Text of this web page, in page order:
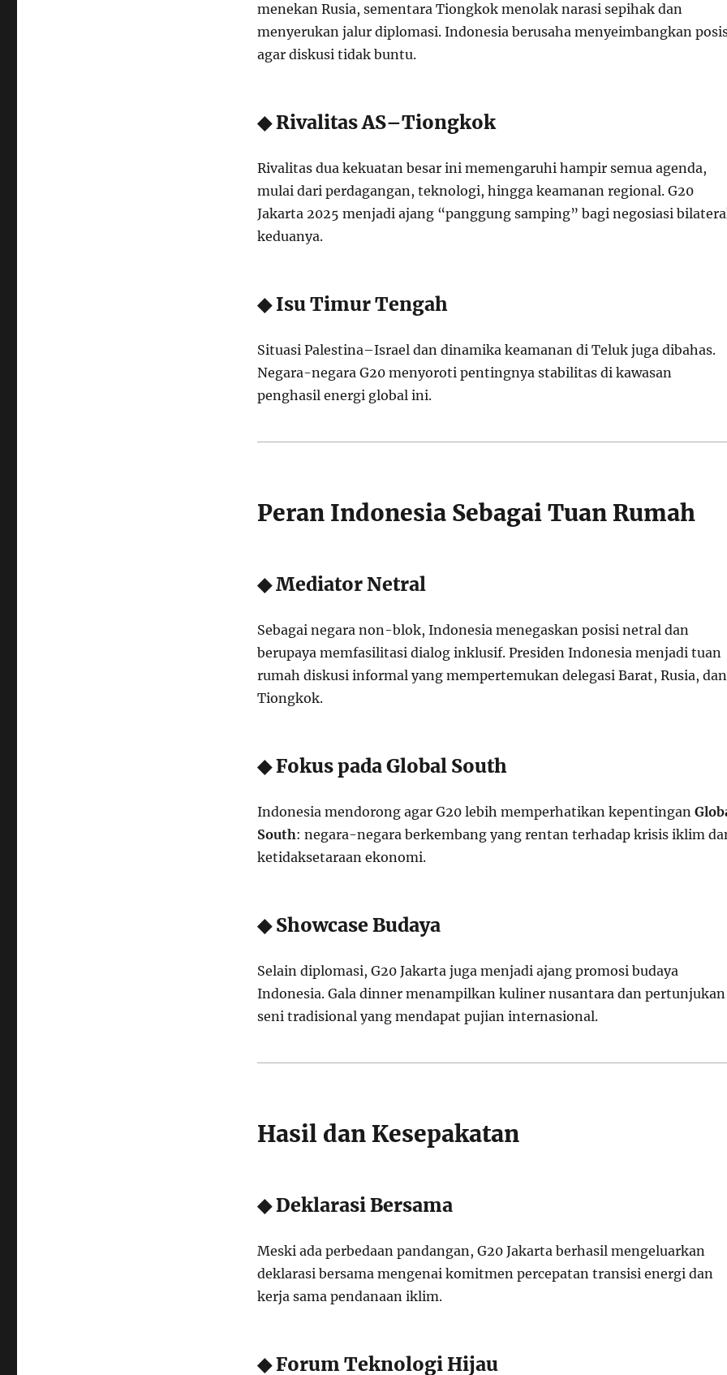
menekan Rusia, sementara Tiongkok menolak narasi sepihak dan
menyerukan jalur diplomasi. Indonesia berusaha menyeimbangkan
agar diskusi tidak buntu.
◆ Rivalitas AS–Tiongkok
Rivalitas dua kekuatan besar ini memengaruhi hampir semua agenda,
mulai dari perdagangan, teknologi, hingga keamanan regional. G20
Jakarta 2025 menjadi ajang “panggung samping” bagi negosiasi
keduanya.
◆ Isu Timur Tengah
Situasi Palestina–Israel dan dinamika keamanan di Teluk juga dibahas.
Negara-negara G20 menyoroti pentingnya stabilitas di kawasan
penghasil energi global ini.
Peran Indonesia Sebagai Tuan Rumah
◆ Mediator Netral
Sebagai negara non-blok, Indonesia menegaskan posisi netral dan
berupaya memfasilitasi dialog inklusif. Presiden Indonesia menjadi tuan
rumah diskusi informal yang mempertemukan delegasi Barat, Rusia, dan
Tiongkok.
◆ Fokus pada Global South
Indonesia mendorong agar G20 lebih memperhatikan kepentingan
South: negara-negara berkembang yang rentan terhadap krisis iklim
ketidaksetaraan ekonomi.
◆ Showcase Budaya
Selain diplomasi, G20 Jakarta juga menjadi ajang promosi budaya
Indonesia. Gala dinner menampilkan kuliner nusantara dan pertunjukan
seni tradisional yang mendapat pujian internasional.
Hasil dan Kesepakatan
◆ Deklarasi Bersama
Meski ada perbedaan pandangan, G20 Jakarta berhasil mengeluarkan
deklarasi bersama mengenai komitmen percepatan transisi energi dan
kerja sama pendanaan iklim.
◆ Forum Teknologi Hijau